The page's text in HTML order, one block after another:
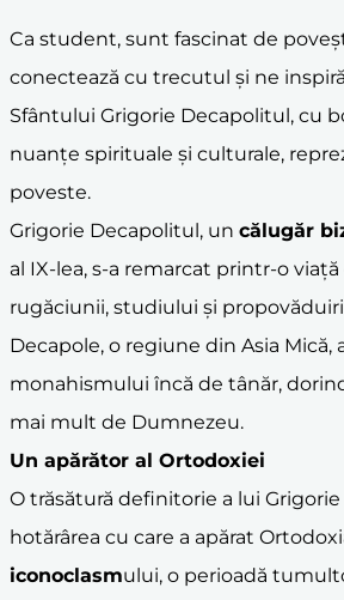
Ca student, sunt fascinat de
conectează cu trecutul și ne
Sfântului Grigorie Decapolitul, cu
nuanțe spirituale și culturale,
poveste.
Grigorie Decapolitul, un călugăr
al IX-lea, s-a remarcat printr-o
rugăciunii, studiului și
Decapole, o regiune din Asia Mică,
monahismului încă de tânăr,
mai mult de Dumnezeu.
Un apărător al Ortodoxiei
O trăsătură definitorie a lui
hotărârea cu care a apărat
iconoclasmului, o perioadă